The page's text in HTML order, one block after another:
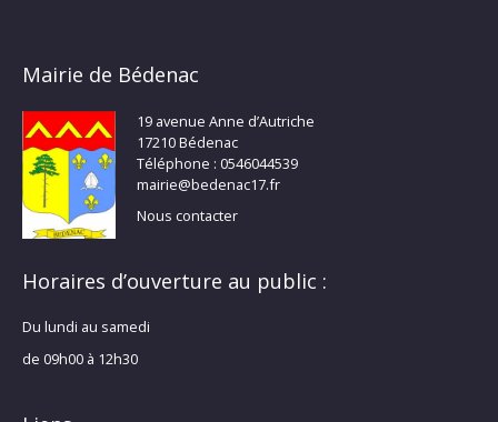
Mairie de Bédenac
19 avenue Anne d’Autriche
17210 Bédenac
Téléphone : 0546044539
mairie@bedenac17.fr
Nous contacter
Horaires d’ouverture au public :
Du lundi au samedi
de 09h00 à 12h30